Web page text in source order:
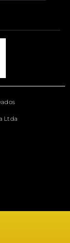
Ltda